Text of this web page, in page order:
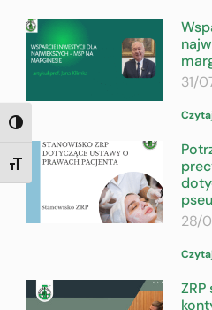
TOGGLE HIGH CONTRAST
TOGGLE FONT SIZE
31/
28/